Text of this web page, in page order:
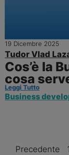
19 Dicembre 2025
Tudor Vlad
Cos’è la
cosa
Leggi Tutto
Business
Precedente 1